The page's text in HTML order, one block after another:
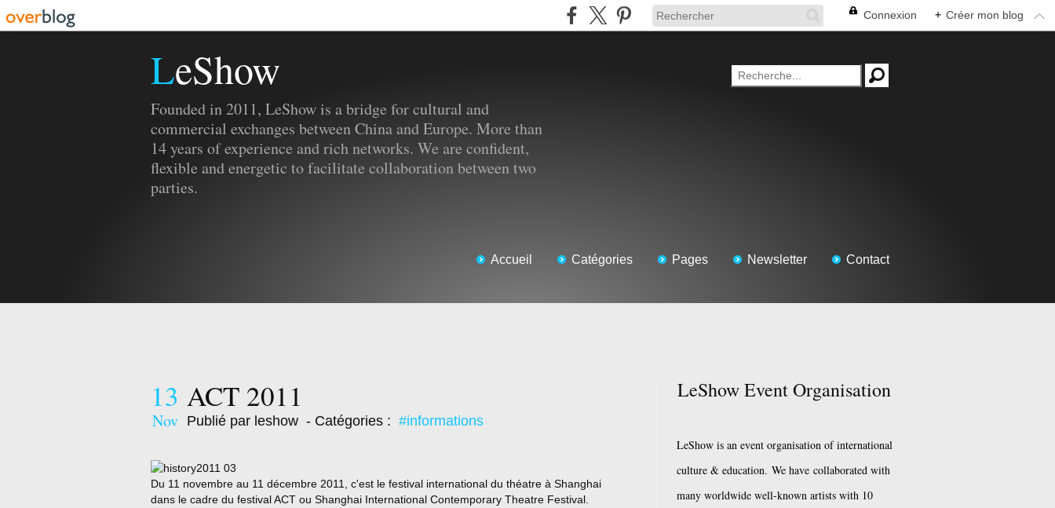
Connexion + Créer mon blog
LeShow
Founded in 2011, LeShow is a bridge for cultural and
commercial exchanges between China and Europe. More than
14 years of experience and rich networks. We are confident,
flexible and energetic to facilitate collaboration between two
parties.
Accueil Catégories Pages Newsletter Contact
13
Nov
ACT 2011
Publié par leshow - Catégories : #informations
Du 11 novembre au 11 décembre 2011, c'est le festival international du théatre à Shanghai
dans le cadre du festival ACT ou Shanghai International Contemporary Theatre Festival.
LeShow Event Organisation
LeShow is an event organisation of international
culture & education. We have collaborated with
many worldwide well-known artists with 10